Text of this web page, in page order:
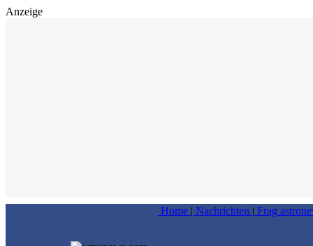
Anzeige
Home | Nachrichten | Frag